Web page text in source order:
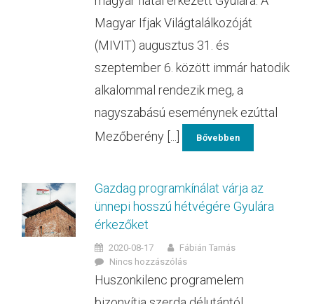
Magyar Ifjak Világtalálkozóját
(MIVIT) augusztus 31. és
szeptember 6. között immár hatodik
alkalommal rendezik meg, a
nagyszabású eseménynek ezúttal
Mezőberény [...]
Bővebben
Gazdag programkínálat várja az
ünnepi hosszú hétvégére Gyulára
érkezőket
2020-08-17
Fábián Tamás
Nincs hozzászólás
Huszonkilenc programelem